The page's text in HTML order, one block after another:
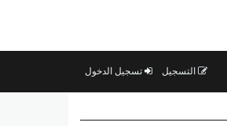
التسجيل تسجيل الدخول